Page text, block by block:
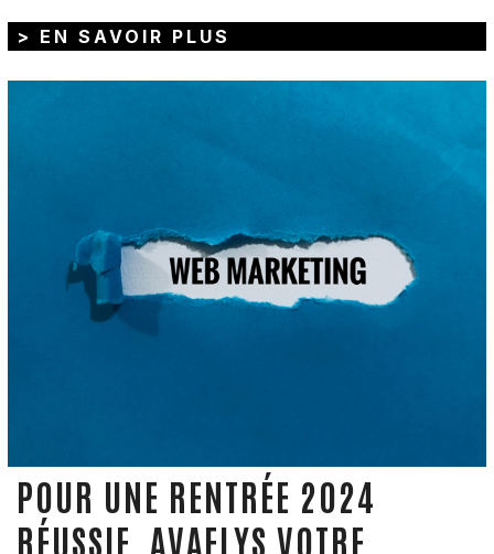
> EN SAVOIR PLUS
POUR UNE RENTRÉE 2024
RÉUSSIE, AVAELYS VOTRE